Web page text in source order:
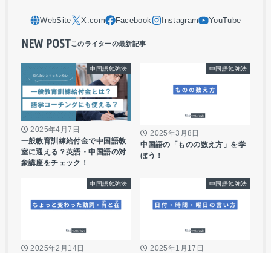
NEW POST
中国語勉強法
2025年4月7日
一般教育訓練給付金で中国語教
室に通える？英語・中国語の対
象講座をチェック！
中国語勉強法
2025年3月8日
中国語の「ものの数え方」を学
ぼう！
中国語勉強法
2025年2月14日
中国語勉強法
2025年1月17日